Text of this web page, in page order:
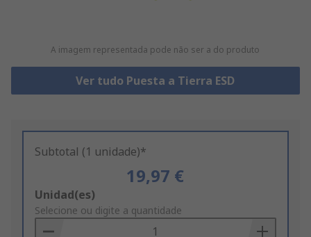
A imagem representada pode não ser a do produto
Ver tudo Puesta a Tierra ESD
Subtotal (1 unidade)*
19,97 €
Add
to
Basket
Unidad(es)
Selecione ou digite a quantidade